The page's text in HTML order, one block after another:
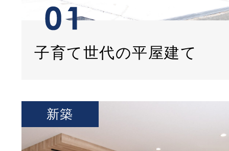
子育て世代の平屋建て
新築